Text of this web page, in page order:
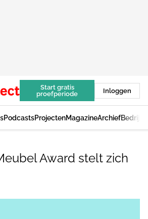
Start gratis
proefperiode
Inloggen
PodcastsProjectenMagazineArchief
Award stelt zich